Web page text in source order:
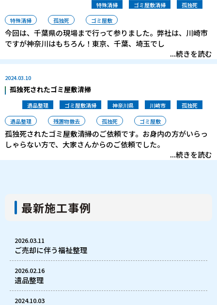
特殊清掃 ゴミ屋敷清掃 孤独死
特殊清掃 孤独死 ゴミ屋敷
今回は、千葉県の現場まで行って参りました。弊社は、川崎市
ですが神奈川はもちろん！東京、千葉、埼玉でし
...続きを読む
2024.03.10
孤独死されたゴミ屋敷清掃
遺品整理 ゴミ屋敷清掃 神奈川県 川崎市 孤独死
遺品整理 残置物撤去 孤独死 ゴミ屋敷
孤独死されたゴミ屋敷清掃のご依頼です。お身内の方がいらっ
しゃらない方で、大家さんからのご依頼でした。
...続きを読む
最新施工事例
2026.03.11
ご売却に伴う福祉整理
2026.02.16
遺品整理
2024.10.03